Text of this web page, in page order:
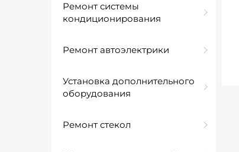
Ремонт системы
кондиционирования
Ремонт автоэлектрики
Установка дополнительного
оборудования
Ремонт стекол